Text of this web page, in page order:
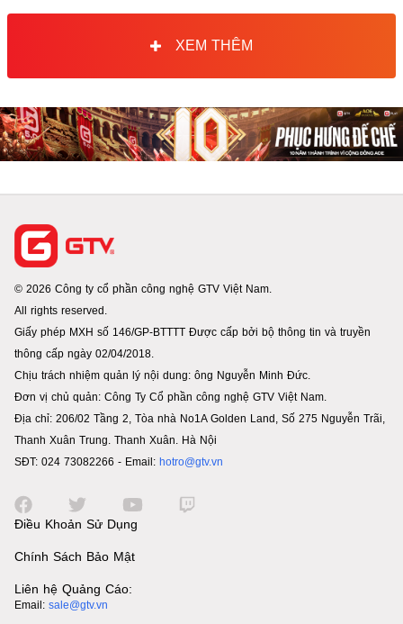
XEM THÊM
© 2026 Công ty cổ phần công nghệ GTV Việt Nam.
All rights reserved.
Giấy phép MXH số 146/GP-BTTTT Được cấp bởi bộ thông tin và truyền
thông cấp ngày 02/04/2018.
Chịu trách nhiệm quản lý nội dung: ông Nguyễn Minh Đức.
Đơn vị chủ quản: Công Ty Cổ phần công nghệ GTV Việt Nam.
Địa chỉ: 206/02 Tầng 2, Tòa nhà No1A Golden Land, Số 275 Nguyễn Trãi,
Thanh Xuân Trung. Thanh Xuân. Hà Nội
SĐT: 024 73082266 - Email: hotro@gtv.vn
Điều Khoản Sử Dụng
Chính Sách Bảo Mật
Liên hệ Quảng Cáo:
Email: sale@gtv.vn